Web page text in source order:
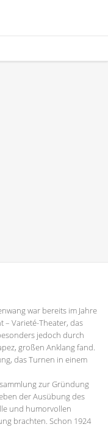
war bereits im Jahre
– Varieté-Theater, das
jedoch durch
großen Anklang fand.
das Turnen in einem
zur Gründung
der Ausübung des
und humorvollen
brachten. Schon 1924